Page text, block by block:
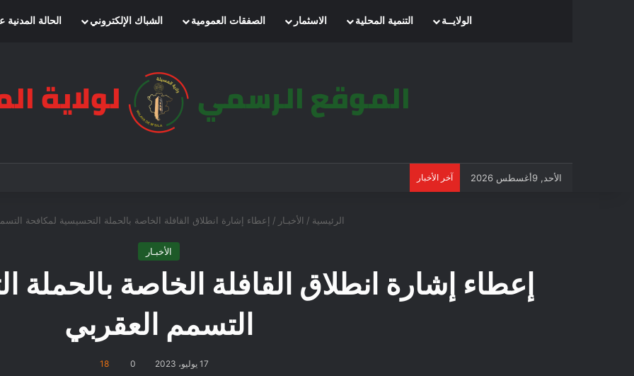
الرئيسيةالولايــة التنمية المحلية الاسثمار الصفقات العمومية الشباك الإلكتروني الحالة
الأحد, 9أغسطس 2026 آخر الأخبار
الرئيسية / الأخبـار / إعطاء إشارة انطلاق القافلة الخاصة بالحملة التحسيسية لمكافحة
الأخبـار
إعطاء إشارة انطلاق القافلة الخاصة بالحملة
التسمم العقربي
17 يوليو، 2023 0
18